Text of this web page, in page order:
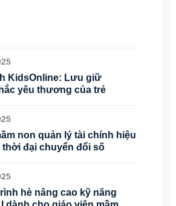
KidsOnline: Lưu giữ
yêu thương của trẻ
non quản lý tài chính hiệu
thời đại chuyển đổi số
hè nâng cao kỹ năng